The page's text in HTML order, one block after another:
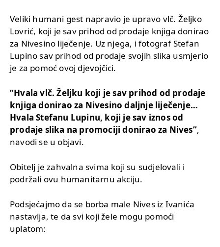
Veliki humani gest napravio je upravo vlč. Željko
Lovrić, koji je sav prihod od prodaje knjiga donirao
za Nivesino liječenje. Uz njega, i fotograf Stefan
Lupino sav prihod od prodaje svojih slika usmjerio
je za pomoć ovoj djevojčici.
“Hvala vlč. Željku koji je sav prihod od prodaje
knjiga donirao za Nivesino daljnje liječenje…
Hvala Stefanu Lupinu, koji je sav iznos od
prodaje slika na promociji donirao za Nives”,
navodi se u objavi.
Obitelj je zahvalna svima koji su sudjelovali i
podržali ovu humanitarnu akciju.
Podsjećajmo da se borba male Nives iz Ivanića
nastavlja, te da svi koji žele mogu pomoći
uplatom: